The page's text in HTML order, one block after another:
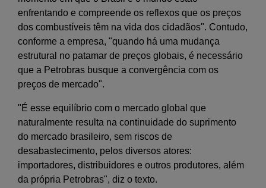
enfrentando e compreende os reflexos que os preços
dos combustíveis têm na vida dos cidadãos". Contudo,
conforme a empresa, "quando há uma mudança
estrutural no patamar de preços globais, é necessário
que a Petrobras busque a convergência com os
preços de mercado".
"É esse equilíbrio com o mercado global que
naturalmente resulta na continuidade do suprimento
do mercado brasileiro, sem riscos de
desabastecimento, pelos diversos atores:
importadores, distribuidores e outros produtores, além
da própria Petrobras", diz o texto.